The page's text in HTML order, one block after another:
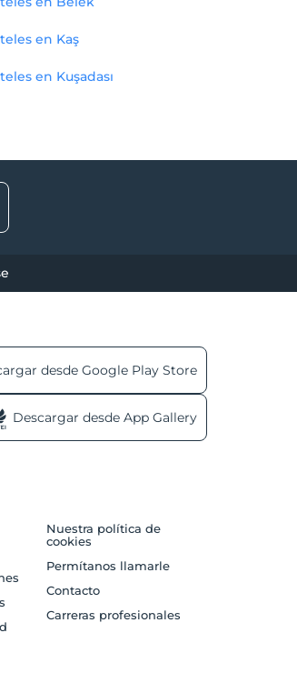
en Kaş
en Kuşadası
desde Google Play Store
Descargar desde App Gallery
Nuestra política de
cookies
Permítanos llamarle
Contacto
Carreras profesionales